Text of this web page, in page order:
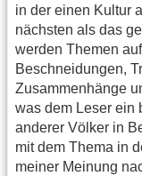
in der einen Kultur
nächsten als das
werden Themen
Beschneidungen,
Zusammenhänge
was dem Leser ein
anderer Völker in
mit dem Thema in
meiner Meinung